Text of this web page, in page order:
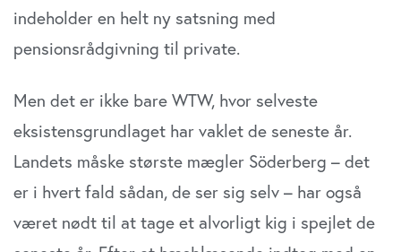
indeholder en helt ny satsning med
pensionsrådgivning til private.
Men det er ikke bare WTW, hvor selveste
eksistensgrundlaget har vaklet de seneste år.
Landets måske største mægler Söderberg – det
er i hvert fald sådan, de ser sig selv – har også
været nødt til at tage et alvorligt kig i spejlet de